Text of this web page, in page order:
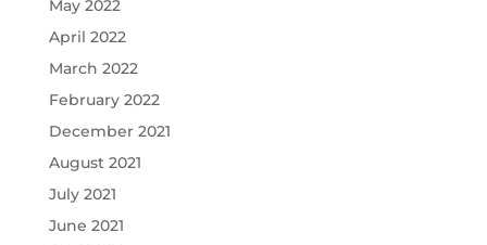
May 2022
April 2022
March 2022
February 2022
December 2021
August 2021
July 2021
June 2021